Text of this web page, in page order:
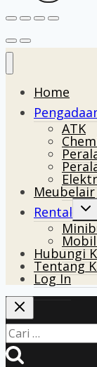
Home
ATK
Meubelair
Rental
Hubungi
Tentang
Log In
Cari
untuk: